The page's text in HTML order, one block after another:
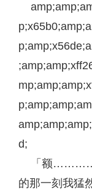
d;
「额
的那一刻我猛